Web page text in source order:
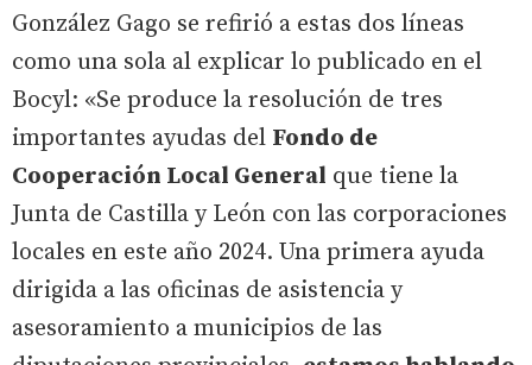
González Gago se refirió a estas dos líneas
como una sola al explicar lo publicado en el
Bocyl: «Se produce la resolución de tres
importantes ayudas del Fondo de
Cooperación Local General que tiene la
Junta de Castilla y León con las corporaciones
locales en este año 2024. Una primera ayuda
dirigida a las oficinas de asistencia y
asesoramiento a municipios de las